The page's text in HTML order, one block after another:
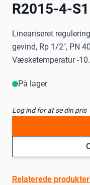
R2015-4-S1
Lineariseret
gevind, Rp 1/2", PN
Væsketemperatur -
På lager
Log ind for at se din pris
Relaterede produkter